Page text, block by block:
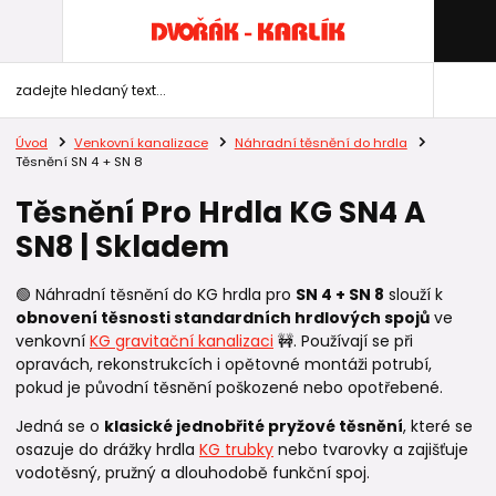
Úvod Venkovní kanalizace
Náhradní těsnění do hrdla
Těsnění SN 4 + SN 8
Těsnění Pro Hrdla KG SN4 A
SN8 | Skladem
🟢 Náhradní těsnění do KG hrdla pro SN 4 + SN 8 slouží k
obnovení těsnosti standardních hrdlových spojů ve
venkovní KG gravitační kanalizaci 🚧. Používají se při
opravách, rekonstrukcích i opětovné montáži potrubí,
pokud je původní těsnění poškozené nebo opotřebené.
Jedná se o klasické jednobřité pryžové těsnění, které se
osazuje do drážky hrdla KG trubky nebo tvarovky a zajišťuje
vodotěsný, pružný a dlouhodobě funkční spoj.